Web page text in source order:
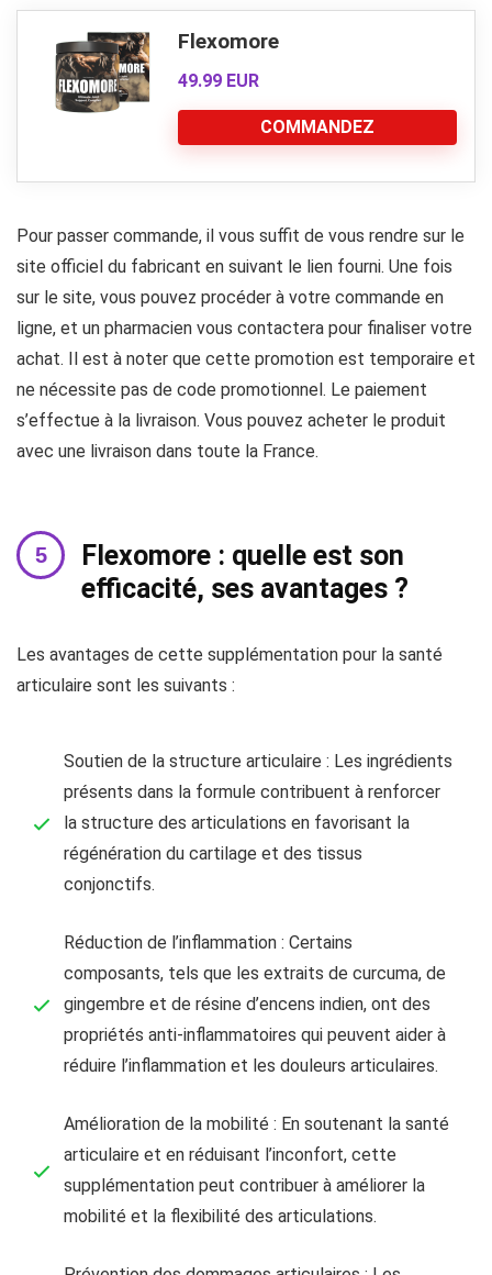
Flexomore
49.99 EUR
COMMANDEZ
Pour passer commande, il vous suffit de vous rendre sur le
site officiel du fabricant en suivant le lien fourni. Une fois
sur le site, vous pouvez procéder à votre commande en
ligne, et un pharmacien vous contactera pour finaliser votre
achat. Il est à noter que cette promotion est temporaire et
ne nécessite pas de code promotionnel. Le paiement
s’effectue à la livraison. Vous pouvez acheter le produit
avec une livraison dans toute la France.
Flexomore : quelle est son
efficacité, ses avantages ?
Les avantages de cette supplémentation pour la santé
articulaire sont les suivants :
Soutien de la structure articulaire : Les ingrédients
présents dans la formule contribuent à renforcer
la structure des articulations en favorisant la
régénération du cartilage et des tissus
conjonctifs.
Réduction de l’inflammation : Certains
composants, tels que les extraits de curcuma, de
gingembre et de résine d’encens indien, ont des
propriétés anti-inflammatoires qui peuvent aider à
réduire l’inflammation et les douleurs articulaires.
Amélioration de la mobilité : En soutenant la santé
articulaire et en réduisant l’inconfort, cette
supplémentation peut contribuer à améliorer la
mobilité et la flexibilité des articulations.